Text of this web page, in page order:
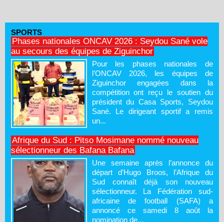
SPORTS
Phases nationales ONCAV 2026 : Seydou Sané vole
au secours des équipes de Ziguinchor
Pour les phases nationales de
l’ONCAV 2026, les équipes de
Ziguinchor engagées dans la
compétition ont reçu le soutien du
président du Casa Sports, Seydou
Sané. Le dirigeant sportif a remis
un...
Afrique du Sud : Pitso Mosimane nommé nouveau
sélectionneur des Bafana Bafana
Une semaine après l’annonce du
départ d’Hugo Broos, l’Afrique du
Sud connaît déjà son nouveau
sélectionneur. La Fédération sud-
africaine de football (SAFA) a
annoncé ce samedi 8 août la
nomination de...